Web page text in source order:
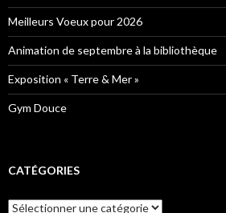
Meilleurs Voeux pour 2026
Animation de septembre à la bibliothèque
Exposition « Terre & Mer »
Gym Douce
CATÉGORIES
Catégories